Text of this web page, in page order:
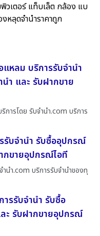
วเตอร์ แท็บเล็ต กล้อง แบ
หลุดจำนำราคาถูก
แหลม บริการรับจำนำ
ำ และ รับฝากขาย
การโดย รับจํานํา.com บริการ
รับจำนำ รับซื้ออุปกรณ์
กขายอุปกรณ์ไอที
นํา.com บริการรับจำนำของทุ
รรับจำนำ รับซื้อ
ะ รับฝากขายอุปกรณ์